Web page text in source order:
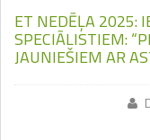
ET NEDĒĻA 2025:
SPECIĀLISTIEM:
JAUNIEŠIEM AR